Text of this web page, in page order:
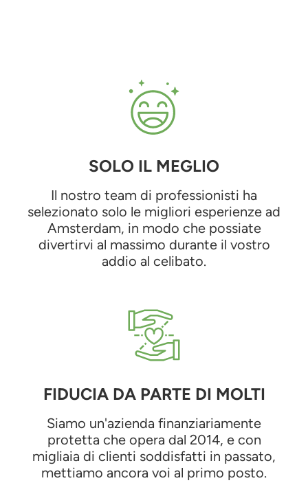
SOLO IL MEGLIO
Il nostro team di professionisti ha
selezionato solo le migliori esperienze ad
Amsterdam, in modo che possiate
divertirvi al massimo durante il vostro
addio al celibato.
FIDUCIA DA PARTE DI MOLTI
Siamo un'azienda finanziariamente
protetta che opera dal 2014, e con
migliaia di clienti soddisfatti in passato,
mettiamo ancora voi al primo posto.